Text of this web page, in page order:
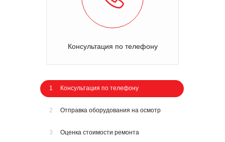
Консультация по телефону
1 Консультация по телефону
2 Отправка оборудования на осмотр
3 Оценка стоимости ремонта